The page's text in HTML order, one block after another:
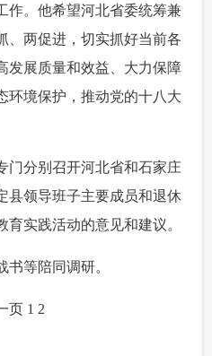
作。他希望河北省委统筹兼
、两促进，切实抓好当前各
发展质量和效益、大力保障
环境保护，推动党的十八大
分别召开河北省和石家庄
县领导班子主要成员和退休
实践活动的意见和建议。
等陪同调研。
页 1 2